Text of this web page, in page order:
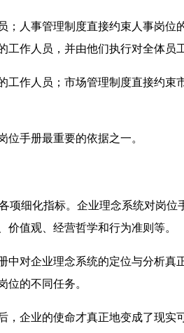
；人事管理制度直接约束人事岗
作人员，并由他们执行对全体员
工作人员；市场管理制度直接约
手册最重要的依据之一。
项细化指标。企业理念系统对岗
值观、经营哲学和行为准则等。
中对企业理念系统的定位与分析
位的不同任务。
，企业的使命才真正地变成了现实